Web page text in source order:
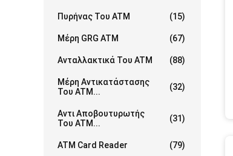
Πυρήνας Του ATM (15)
Μέρη GRG ATM (67)
Ανταλλακτικά Του ATM (88)
Μέρη Αντικατάστασης
Του ATM...
(32)
Αντι Αποβουτυρωτής
Του ATM...
(31)
ATM Card Reader (79)